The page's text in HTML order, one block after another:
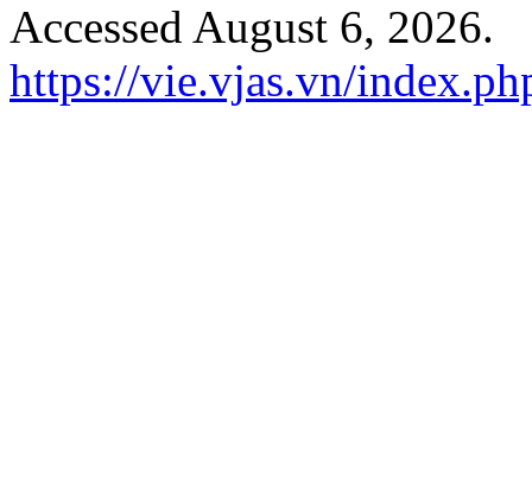
Accessed August 6, 2026.
https://vie.vjas.vn/